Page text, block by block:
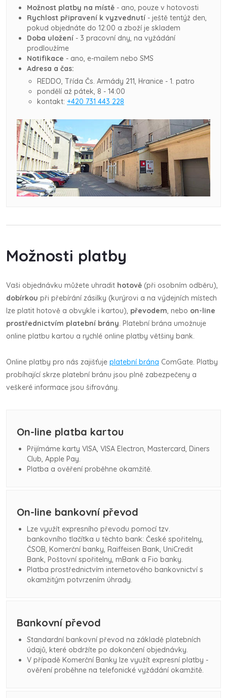
Možnost platby na místě - ano, pouze v hotovosti
Rychlost připravení k vyzvednutí - ještě tentýž den,
pokud objednáte do 12:00 a zboží je skladem
Doba uložení - 3 pracovní dny, na vyžádání
prodloužíme
Notifikace - ano, e-mailem nebo SMS
Adresa a čas:
REDDO, Třída Čs. Armády 211, Hranice - 1. patro
pondělí až pátek, 8 - 14:00
kontakt: +420 731 443 228
Možnosti platby
Vaši objednávku můžete uhradit hotově (při osobním odběru),
dobírkou při přebírání zásilky (kurýrovi a na výdejních místech
lze platit hotově a obvykle i kartou), převodem, nebo on-line
prostřednictvím platební brány. Platební brána umožnuje
online platbu kartou a rychlé online platby většiny bank.
Online platby pro nás zajišťuje platební brána ComGate. Platby
probíhající skrze platební bránu jsou plně zabezpečeny a
veškeré informace jsou šifrovány.
On-line platba kartou
Přijímáme karty VISA, VISA Electron, Mastercard, Diners
Club, Apple Pay.
Platba a ověření proběhne okamžitě.
On-line bankovní převod
Lze využít expresního převodu pomocí tzv.
bankovního tlačítka u těchto bank: České spořitelny,
ČSOB, Komerční banky, Raiffeisen Bank, UniCredit
Bank, Poštovní spořitelny, mBank a Fio banky.
Platba prostřednictvím internetového bankovnictví s
okamžitým potvrzením úhrady.
Bankovní převod
Standardní bankovní převod na základě platebních
údajů, které obdržíte po dokončení objednávky.
V případě Komerční Banky lze využít expresní platby -
ověření proběhne na telefonické vyžádání okamžitě.